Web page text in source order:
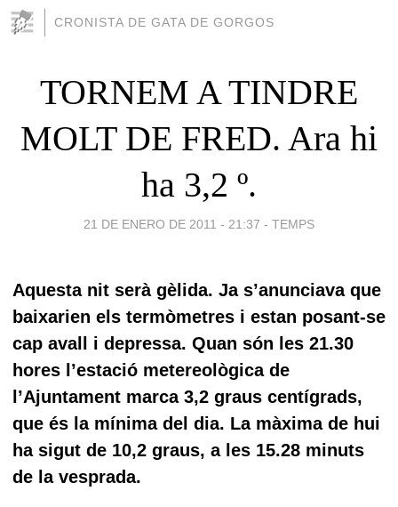
CRONISTA DE GATA DE GORGOS
TORNEM A TINDRE
MOLT DE FRED. Ara hi
ha 3,2 º.
21 DE ENERO DE 2011 - 21:37 - TEMPS
Aquesta nit serà gèlida. Ja s’anunciava que
baixarien els termòmetres i estan posant-se
cap avall i depressa. Quan són les 21.30
hores l’estació metereològica de
l’Ajuntament marca 3,2 graus centígrads,
que és la mínima del dia. La màxima de hui
ha sigut de 10,2 graus, a les 15.28 minuts
de la vesprada.